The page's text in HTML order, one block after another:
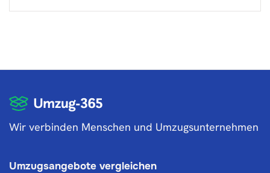
Wir verbinden Menschen und Umzugsunternehmen
Umzugsangebote vergleichen